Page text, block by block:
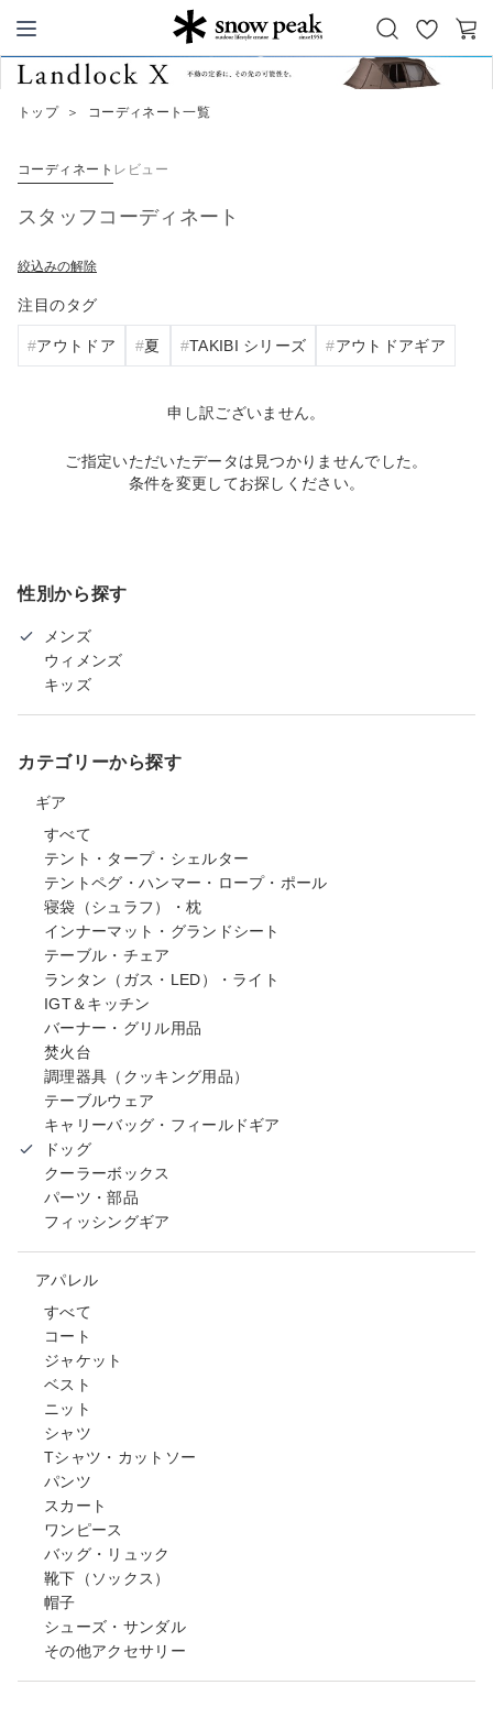
Snow Peak
お
気
カ
トップ ＞ コーディネート一覧
コーディネート レビュー
スタッフコーディネート
絞込みの解除
注目のタグ
アウトドア 夏 TAKIBI シリーズ アウトドアギア
申し訳ございません。
ご指定いただいたデータは見つかりませんでした。
条件を変更してお探しください。
性別から探す
メンズ
ウィメンズ
キッズ
カテゴリーから探す
ギア
すべて
テント・タープ・シェルター
テントペグ・ハンマー・ロープ・ポール
寝袋（シュラフ）・枕
インナーマット・グランドシート
テーブル・チェア
ランタン（ガス・LED）・ライト
IGT＆キッチン
バーナー・グリル用品
焚火台
調理器具（クッキング用品）
テーブルウェア
キャリーバッグ・フィールドギア
ドッグ
クーラーボックス
パーツ・部品
フィッシングギア
アパレル
すべて
コート
ジャケット
ベスト
ニット
シャツ
Tシャツ・カットソー
パンツ
スカート
ワンピース
バッグ・リュック
靴下（ソックス）
帽子
シューズ・サンダル
その他アクセサリー